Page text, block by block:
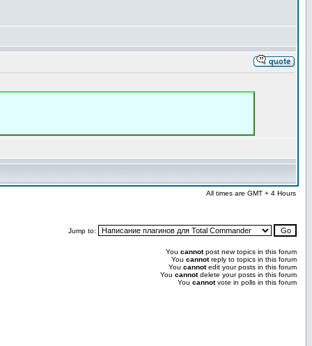
All times are GMT + 4 Hours
Jump to:
You cannotpost new topics in this forum
You cannotreply to topics in this forum
You cannotedit your posts in this forum
You cannotdelete your posts in this forum
You cannotvote in polls in this forum